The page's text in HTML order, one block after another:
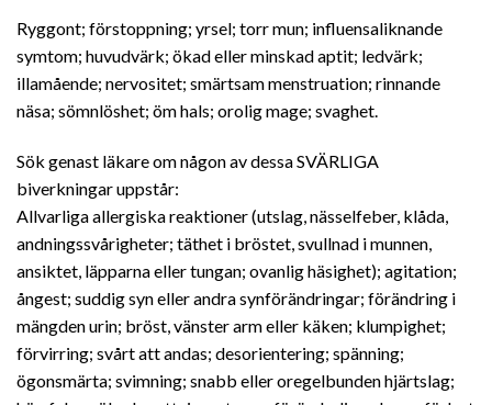
Ryggont; förstoppning; yrsel; torr mun; influensaliknande
symtom; huvudvärk; ökad eller minskad aptit; ledvärk;
illamående; nervositet; smärtsam menstruation; rinnande
näsa; sömnlöshet; öm hals; orolig mage; svaghet.
Sök genast läkare om någon av dessa SVÄRLIGA
biverkningar uppstår:
Allvarliga allergiska reaktioner (utslag, nässelfeber, klåda,
andningssvårigheter; täthet i bröstet, svullnad i munnen,
ansiktet, läpparna eller tungan; ovanlig häsighet); agitation;
ångest; suddig syn eller andra synförändringar; förändring i
mängden urin; bröst, vänster arm eller käken; klumpighet;
förvirring; svårt att andas; desorientering; spänning;
ögonsmärta; svimning; snabb eller oregelbunden hjärtslag;